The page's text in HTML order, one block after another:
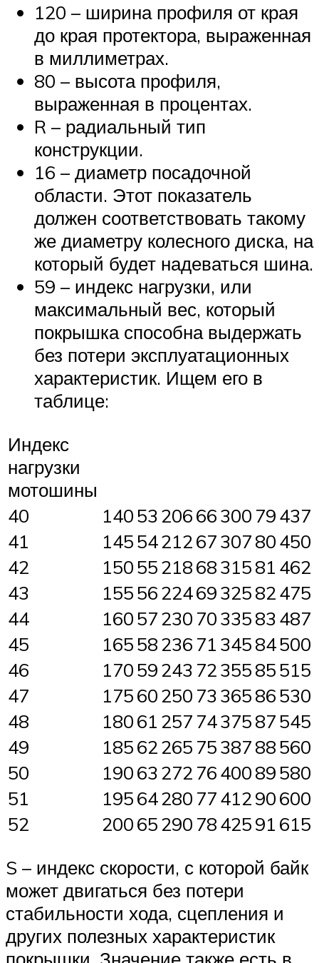
120 – ширина профиля от края
до края протектора, выраженная
в миллиметрах.
80 – высота профиля,
выраженная в процентах.
R – радиальный тип
конструкции.
16 – диаметр посадочной
области. Этот показатель
должен соответствовать такому
же диаметру колесного диска, на
который будет надеваться шина.
59 – индекс нагрузки, или
максимальный вес, который
покрышка способна выдержать
без потери эксплуатационных
характеристик. Ищем его в
таблице:
Индекс
нагрузки
мотошины
40
14053 20666300 79437
41
145542126730780450
42
150552186831581 462
43
155562246932582475
44
16057230 7033583 487
45
16558236 71 34584500
46
17059243 7235585515
47
17560250 73 36586530
48
18061 257 7437587545
49
18562265 7538788560
50
19063 272 7640089580
51
19564280 7741290600
52
20065290 7842591 615
S – индекс скорости, с которой байк
может двигаться без потери
стабильности хода, сцепления и
других полезных характеристик